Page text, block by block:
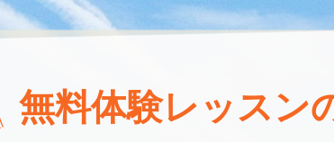
無料体験レッスン